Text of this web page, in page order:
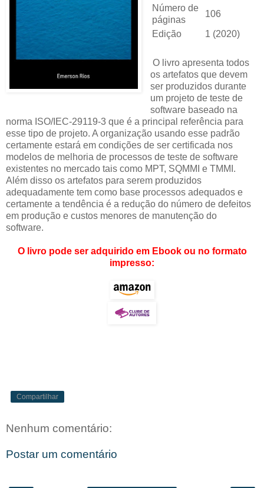
Número de
páginas
106
Edição
1 (2020)
O livro apresenta todos
os artefatos que devem
ser produzidos durante
um projeto de teste de
software baseado na
norma ISO/IEC-29119-3 que é a principal referência para
esse tipo de projeto. A organização usando esse padrão
certamente estará em condições de ser certificada nos
modelos de melhoria de processos de teste de software
existentes no mercado tais como MPT, SQMMI e TMMI.
Além disso os artefatos para serem produzidos
adequadamente tem como base processos adequados e
certamente a tendência é a redução do número de defeitos
em produção e custos menores de manutenção do
software.
O livro pode ser adquirido em Ebookou no formato
impresso:
Compartilhar
Nenhum comentário:
Postar um comentário